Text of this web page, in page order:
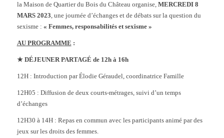
la Maison de Quartier du Bois du Château organise, MERCREDI 8
MARS 2023, une journée d’échanges et de débats sur la question du
sexisme : « Femmes, responsabilités et sexisme »
AU PROGRAMME :
★ DÉJEUNER PARTAGÉ de 12h à 16h
12H : Introduction par Élodie Géraudel, coordinatrice Famille
12H05 : Diffusion de deux courts-métrages, suivi d’un temps
d’échanges
12H30 à 14H : Repas en commun avec les participants animé par des
jeux sur les droits des femmes.